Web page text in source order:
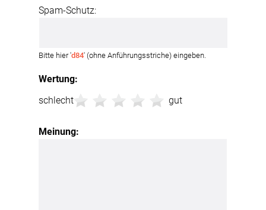
Wertung:
schlecht
gut
Meinung:
Spam-Schutz:
Bitte hier 'd84' (ohne Anführungsstriche) eingeben.